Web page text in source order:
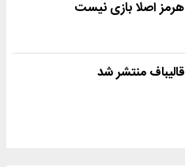
هرمز اصلا بازی نیست
منتشر شد